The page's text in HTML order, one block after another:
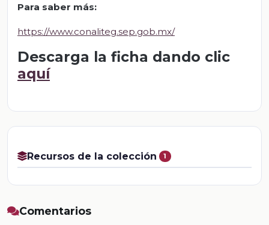
Para saber más:
https://www.conaliteg.sep.gob.mx/
Descarga la ficha dando clic
aquí
Recursos de la colección 1
Comentarios